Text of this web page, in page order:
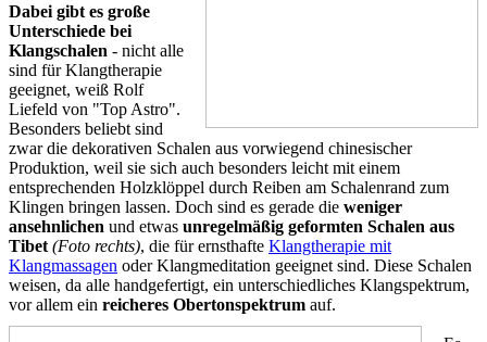
Dabei gibt es große
Unterschiede bei
Klangschalen - nicht alle
sind für Klangtherapie
geeignet, weiß Rolf
Liefeld von "Top Astro".
Besonders beliebt sind
zwar die dekorativen Schalen aus vorwiegend chinesischer
Produktion, weil sie sich auch besonders leicht mit einem
entsprechenden Holzklöppel durch Reiben am Schalenrand zum
Klingen bringen lassen. Doch sind es gerade die weniger
ansehnlichen und etwas unregelmäßig geformten Schalen aus
Tibet (Foto rechts), die für ernsthafte Klangtherapie mit
Klangmassagen oder Klangmeditation geeignet sind. Diese Schalen
weisen, da alle handgefertigt, ein unterschiedliches Klangspektrum,
vor allem ein reicheres Obertonspektrum auf.